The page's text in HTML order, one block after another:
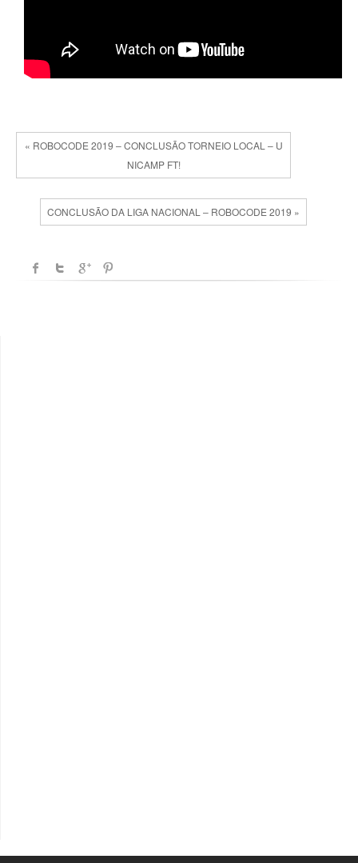
« ROBOCODE 2019 – CONCLUSÃO TORNEIO LOCAL – U
NICAMP FT!
CONCLUSÃO DA LIGA NACIONAL – ROBOCODE 2019 »